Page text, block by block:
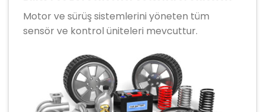
Motor ve sürüş sistemlerini yöneten tüm
sensör ve kontrol üniteleri mevcuttur.